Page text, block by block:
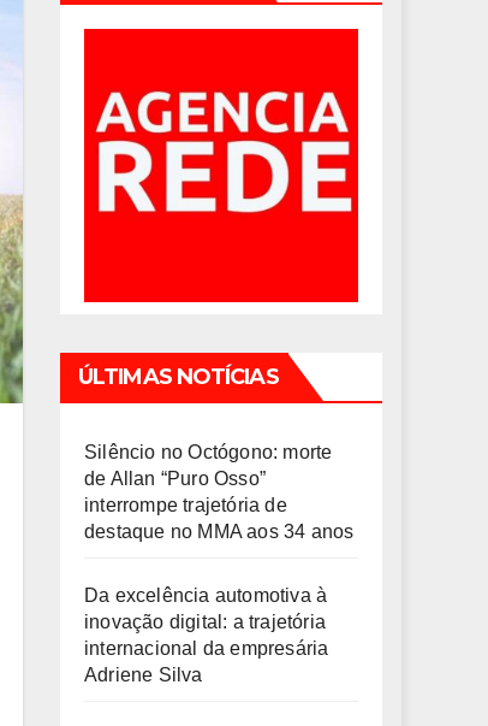
ÚLTIMAS NOTÍCIAS
Silêncio no Octógono: morte
de Allan “Puro Osso”
interrompe trajetória de
destaque no MMA aos 34 anos
Da excelência automotiva à
inovação digital: a trajetória
internacional da empresária
Adriene Silva